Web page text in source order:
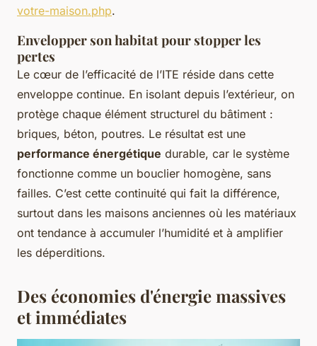
votre-maison.php.
Envelopper son habitat pour stopper les
pertes
Le cœur de l’efficacité de l’ITE réside dans cette
enveloppe continue. En isolant depuis l’extérieur, on
protège chaque élément structurel du bâtiment :
briques, béton, poutres. Le résultat est une
performance énergétique durable, car le système
fonctionne comme un bouclier homogène, sans
failles. C’est cette continuité qui fait la différence,
surtout dans les maisons anciennes où les matériaux
ont tendance à accumuler l’humidité et à amplifier
les déperditions.
Des économies d'énergie massives
et immédiates